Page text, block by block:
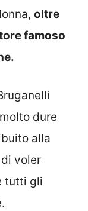
oltre
famoso
dure
alla
voler
tutti gli